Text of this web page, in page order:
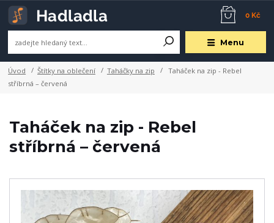
Menu
0 Kč
Úvod Štítky na oblečení Taháčky na zip
Taháček na zip - Rebel
stříbrná – červená
Taháček na zip - Rebel
stříbrná – červená